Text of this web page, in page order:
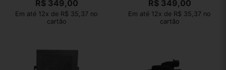
R$349,00
Em até 12x de R$ 35,37 no
cartão
R$349,00
Em até 12x de R$ 35,37 no
cartão